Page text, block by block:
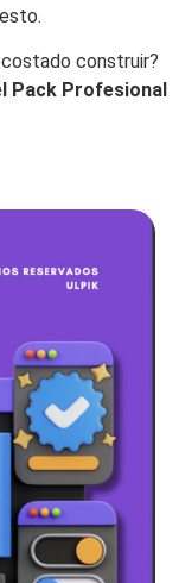
construir?
Pack Profesional